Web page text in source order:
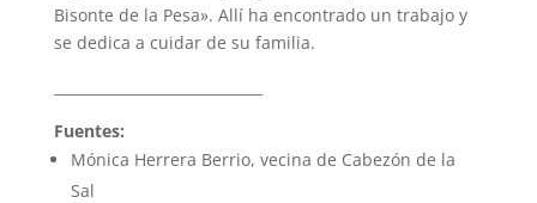
Bisonte de la Pesa». Allí ha encontrado un trabajo y
se dedica a cuidar de su familia.
Fuentes:
Mónica Herrera Berrio, vecina de Cabezón de la
Sal